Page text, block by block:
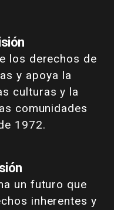
los derechos de
y apoya la
culturas y la
comunidades
1972.
un futuro que
inherentes y